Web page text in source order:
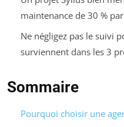
maintenance de 30 %
Ne négligez pas le suivi
surviennent dans les 3
Sommaire
Pourquoi choisir une